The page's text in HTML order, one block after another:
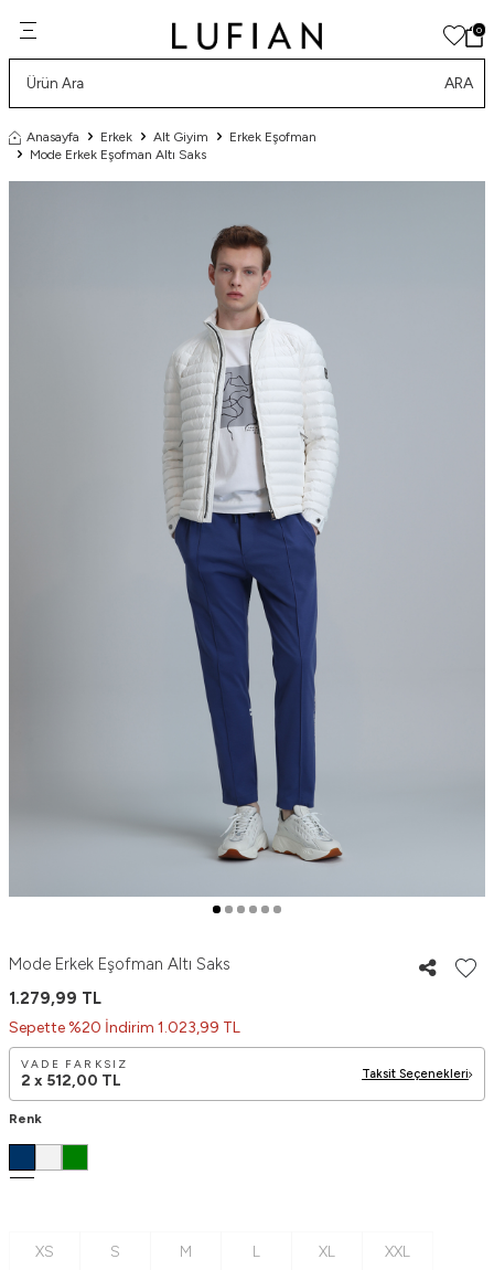
0
ARA
Anasayfa Erkek Alt Giyim
Erkek Eşofman
Mode Erkek Eşofman Altı Saks
Mode Erkek Eşofman Altı Saks
1.279,99 TL
Sepette %20 İndirim 1.023,99 TL
VADE FARKSIZ
2 x 512,00 TL Taksit Seçenekleri
Renk
XS S M L XL XXL